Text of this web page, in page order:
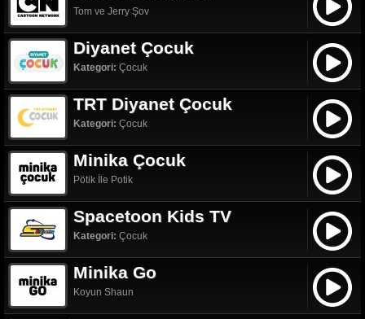
Tom ve Jerry Şov
Diyanet Çocuk
Kategori: Çocuk
TRT Diyanet Çocuk
Kategori: Çocuk
Minika Çocuk
Pötik İle Potik
Spacetoon Kids TV
Kategori: Çocuk
Minika Go
Koyun Shaun